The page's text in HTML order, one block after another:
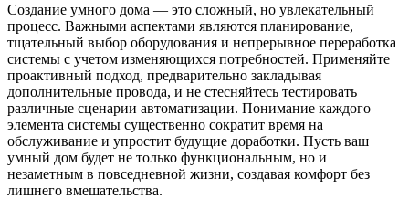
Создание умного дома — это сложный, но увлекательный
процесс. Важными аспектами являются планирование,
тщательный выбор оборудования и непрерывное переработка
системы с учетом изменяющихся потребностей. Применяйте
проактивный подход, предварительно закладывая
дополнительные провода, и не стесняйтесь тестировать
различные сценарии автоматизации. Понимание каждого
элемента системы существенно сократит время на
обслуживание и упростит будущие доработки. Пусть ваш
умный дом будет не только функциональным, но и
незаметным в повседневной жизни, создавая комфорт без
лишнего вмешательства.